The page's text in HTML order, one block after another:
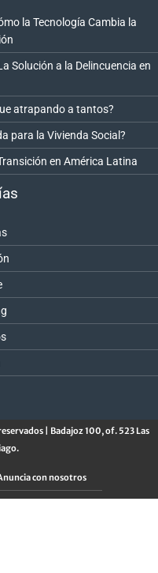
la Tecnología Cambia la
Solución a la Delincuencia en
atrapando a tantos?
para la Vivienda Social?
en América Latina
| Badajoz 100, of. 523 Las
con nosotros